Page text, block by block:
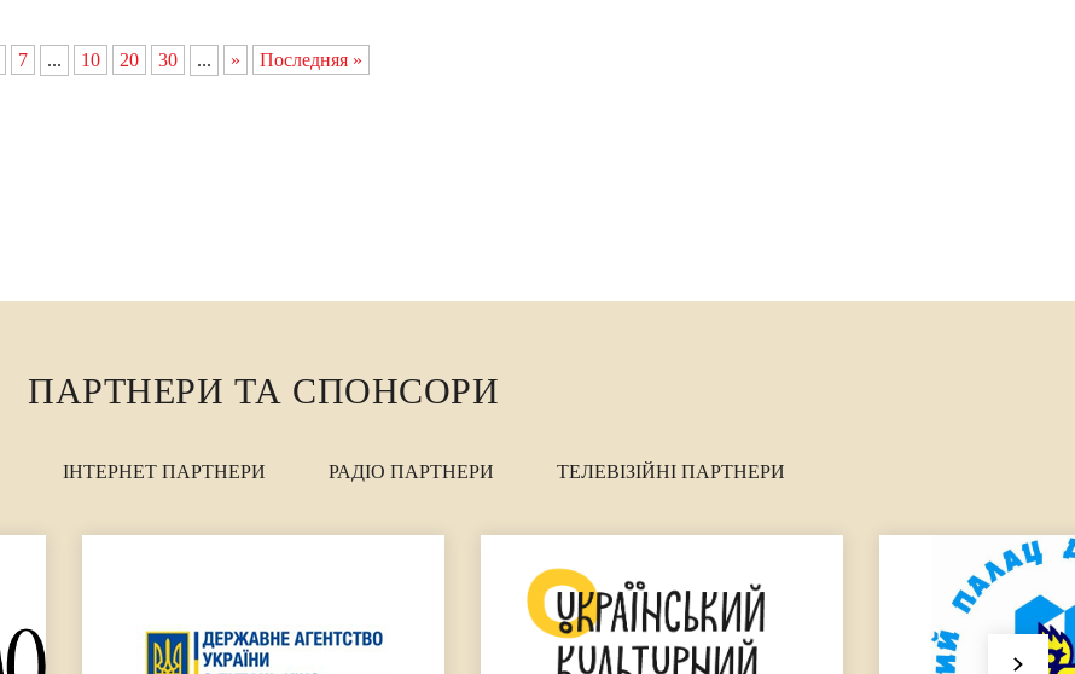
7 ... 10 20 30 ... » Последняя »
ПАРТНЕРИ ТА СПОНСОРИ
ІНТЕРНЕТ ПАРТНЕРИ РАДІО ПАРТНЕРИ ТЕЛЕВІЗІЙНІ ПАРТНЕРИ